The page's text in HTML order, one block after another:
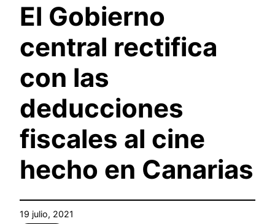
El Gobierno
central rectifica
con las
deducciones
fiscales al cine
hecho en Canarias
19 julio, 2021